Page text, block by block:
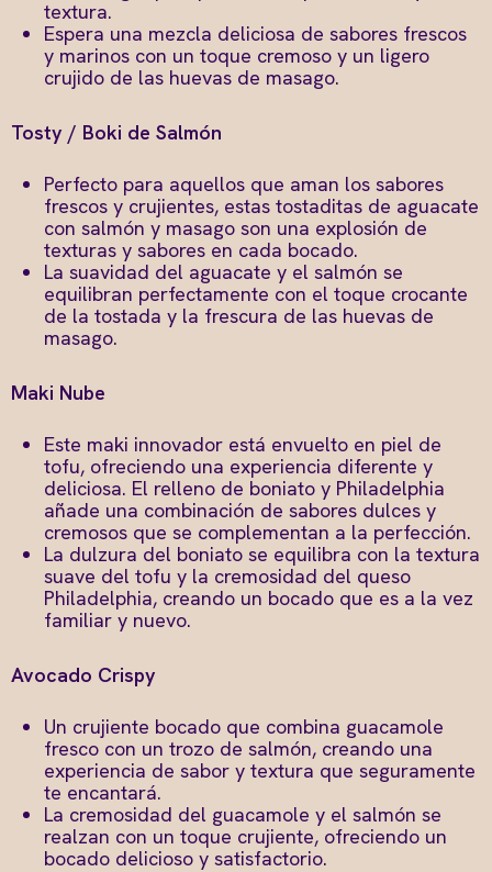
textura.
Espera una mezcla deliciosa de sabores frescos
y marinos con un toque cremoso y un ligero
crujido de las huevas de masago.
Tosty / Boki de Salmón
Perfecto para aquellos que aman los sabores
frescos y crujientes, estas tostaditas de aguacate
con salmón y masago son una explosión de
texturas y sabores en cada bocado.
La suavidad del aguacate y el salmón se
equilibran perfectamente con el toque crocante
de la tostada y la frescura de las huevas de
masago.
Maki Nube
Este maki innovador está envuelto en piel de
tofu, ofreciendo una experiencia diferente y
deliciosa. El relleno de boniato y Philadelphia
añade una combinación de sabores dulces y
cremosos que se complementan a la perfección.
La dulzura del boniato se equilibra con la textura
suave del tofu y la cremosidad del queso
Philadelphia, creando un bocado que es a la vez
familiar y nuevo.
Avocado Crispy
Un crujiente bocado que combina guacamole
fresco con un trozo de salmón, creando una
experiencia de sabor y textura que seguramente
te encantará.
La cremosidad del guacamole y el salmón se
realzan con un toque crujiente, ofreciendo un
bocado delicioso y satisfactorio.